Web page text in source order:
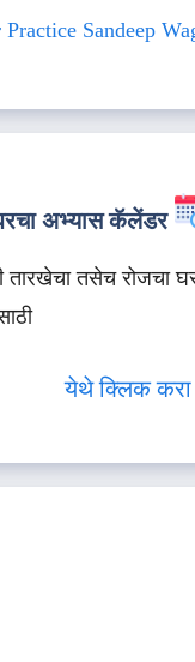
Sandeep
अभ्यास कॅलेंडर
तारखेचा तसेच रोजचा
येथे क्लिक करा